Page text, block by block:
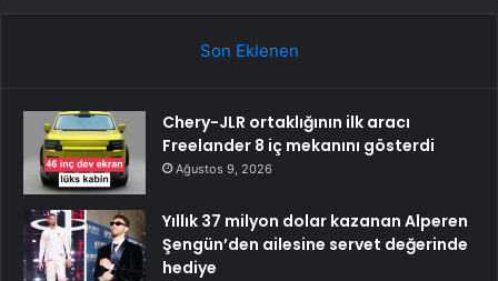
Son Eklenen
Chery-JLR ortaklığının ilk aracı
Freelander 8 iç mekanını gösterdi
Ağustos 9, 2026
Yıllık 37 milyon dolar kazanan Alperen
Şengün’den ailesine servet değerinde
hediye